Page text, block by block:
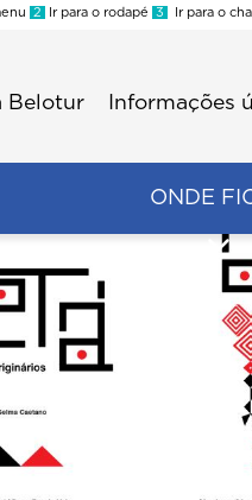
2 Ir para o rodapé 3 Ir para o
Belotur Informações
ONDE